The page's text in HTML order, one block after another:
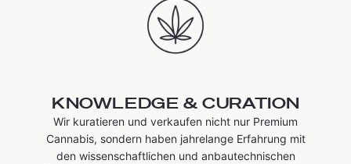
KNOWLEDGE & CURATION
Wir kuratieren und verkaufen nicht nur Premium
Cannabis, sondern haben jahrelange Erfahrung mit
den wissenschaftlichen und anbautechnischen